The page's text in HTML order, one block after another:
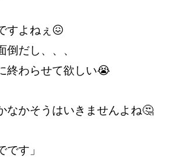
すよねぇ😖
だし、、、
終わらせて欲しい😭
なかそうはいきませんよね🤔
です」